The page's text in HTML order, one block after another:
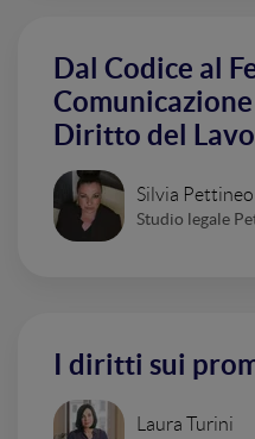
Dal Codice al
Diritto del
Silvia Pettineo
Studio legale
I diritti sui
Laura Turini